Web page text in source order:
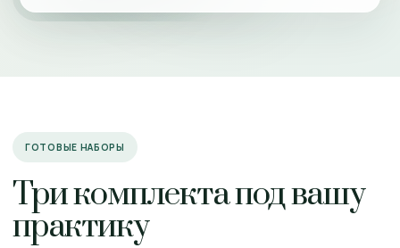
ГОТОВЫЕ НАБОРЫ
Три комплекта под вашу
практику